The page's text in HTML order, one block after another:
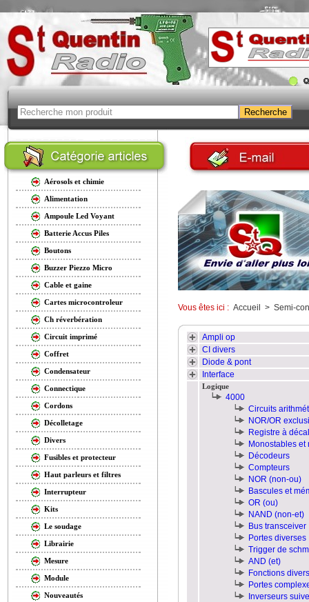
Aérosols et chimie
Alimentation
Ampoule Led Voyant
Batterie Accus Piles
Boutons
Buzzer Piezzo Micro
Cable et gaine
Cartes microcontroleur
Ch réverbération
Circuit imprimé
Coffret
Condensateur
Connectique
Cordons
Décolletage
Divers
Fusibles et protecteur
Haut parleurs et filtres
Interrupteur
Kits
Le soudage
Librairie
Mesure
Module
Nouveautés
Vous êtes ici : Accueil > Semi-
Ampli op
CI divers
Diode & pont
Interface
Logique
4000
Circuits
NOR/OR
Registre à
Monostables et
Décodeurs
Compteurs
NOR (non-ou)
Bascules et
OR (ou)
NAND (non-et)
Bus transceiver
Portes diverses
Trigger de
AND (et)
Fonctions
Portes
Inverseurs